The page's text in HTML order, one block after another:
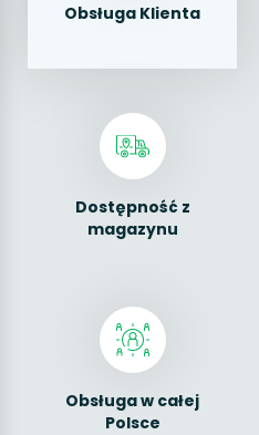
Obsługa Klienta
Dostępność z
magazynu
Obsługa w całej
Polsce